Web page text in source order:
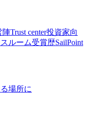
陣Trust center投資家向
ルーム受賞歴SailPoint
場所に